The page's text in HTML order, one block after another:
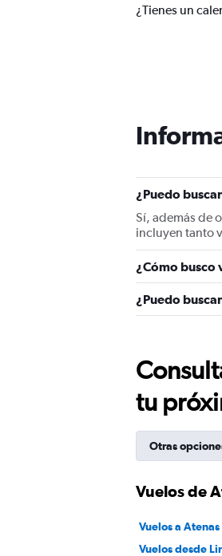
¿Tienes un
¿Puedo
Sí, además de
incluyen tanto
¿Cómo busco
¿Puedo
tu
Otras
Vuelos de
Vuelos a Atenas
Vuelos desde